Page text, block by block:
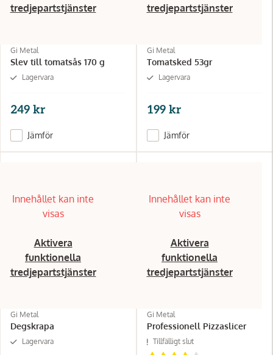
tredjepartstjänster
Gi Metal
Slev till tomatsås 170 g
Lagervara
249 kr
Jämför
tredjepartstjänster
Gi Metal
Tomatsked 53gr
Lagervara
199 kr
Jämför
Innehållet kan inte
visas
Aktivera
funktionella
tredjepartstjänster
Gi Metal
Degskrapa
Lagervara
Innehållet kan inte
visas
Aktivera
funktionella
tredjepartstjänster
Gi Metal
Professionell Pizzaslicer
Tillfälligt slut